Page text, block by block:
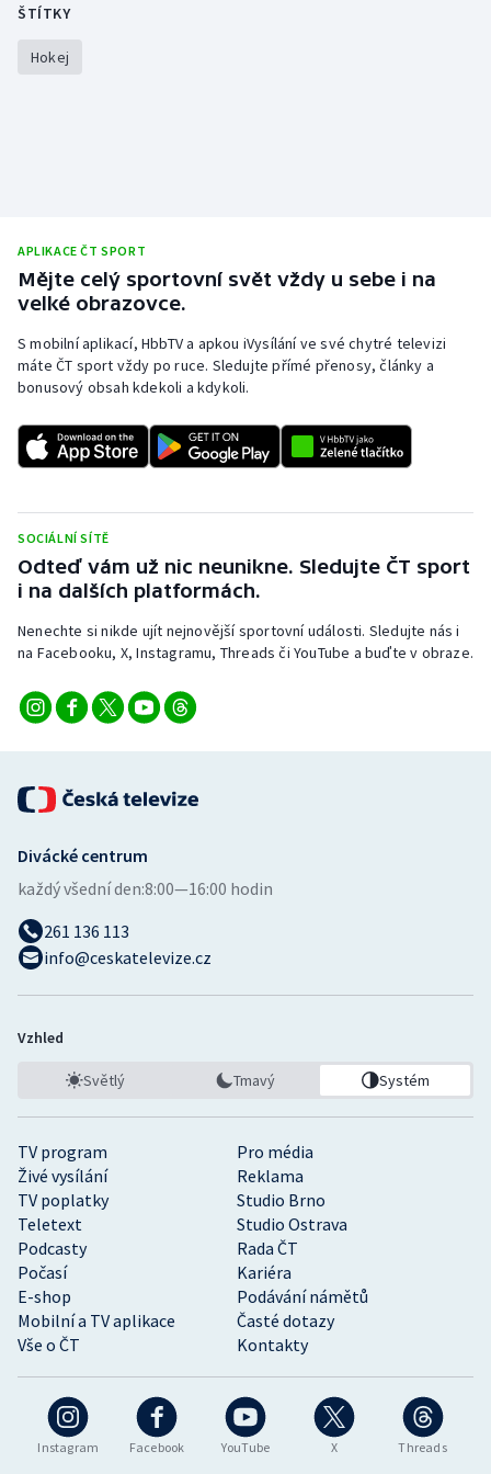
Gymnastika
Krasobruslení
Lezení
Lyže a snowboard
Moderní pětiboj
Motorsport
Parasport
Plavání
Rychlobruslení
Short track
Sportovní střelba
Stolní tenis
Vodní slalom
Volejbal
Ostatní
ŠTÍTKY
Hokej
APLIKACE ČT SPORT
Mějte celý sportovní svět vždy u sebe i na
velké obrazovce.
S mobilní aplikací, HbbTV a apkou iVysílání ve své chytré televizi
máte ČT sport vždy po ruce. Sledujte přímé přenosy, články a
bonusový obsah kdekoli a kdykoli.
SOCIÁLNÍ SÍTĚ
Odteď vám už nic neunikne. Sledujte ČT sport
i na dalších platformách.
Nenechte si nikde ujít nejnovější sportovní události. Sledujte nás i
na Facebooku, X, Instagramu, Threads či YouTube a buďte v obraze.
Instagram Facebook YouTube X Threads
TV program
Pro média
Živé vysílání
Reklama
TV poplatky
Studio Brno
Teletext
Studio Ostrava
Podcasty
Rada ČT
Počasí
Kariéra
E-shop
Podávání námětů
Mobilní a TV aplikace
Časté dotazy
Vše o ČT
Kontakty
Divácké centrum
každý všední den:8:00—16:00 hodin
261 136 113
info@ceskatelevize.cz
Vzhled
Světlý Tmavý Systém